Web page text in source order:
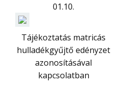
01.10.
Tájékoztatás matricás
hulladékgyűjtő edényzet
azonosításával
kapcsolatban